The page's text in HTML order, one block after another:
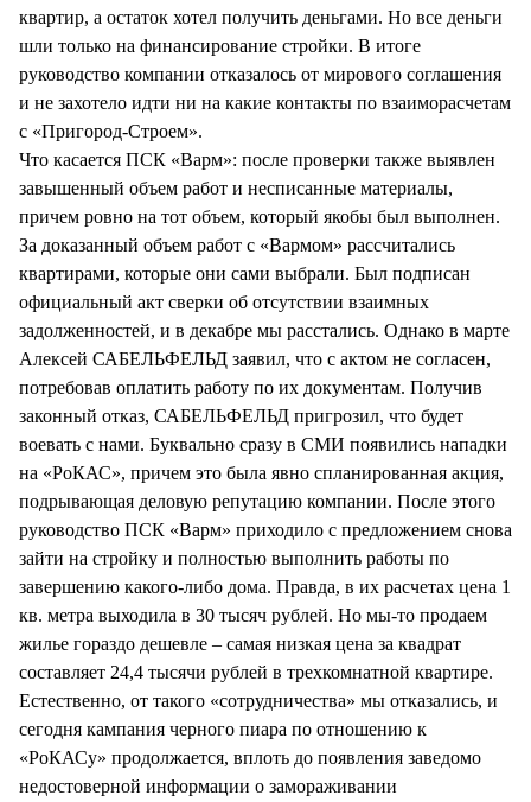
квартир, а остаток хотел получить деньгами. Но все деньги
шли только на финансирование стройки. В итоге
руководство компании отказалось от мирового соглашения
и не захотело идти ни на какие контакты по взаиморасчетам
с «Пригород-Строем».
Что касается ПСК «Варм»: после проверки также выявлен
завышенный объем работ и несписанные материалы,
причем ровно на тот объем, который якобы был выполнен.
За доказанный объем работ с «Вармом» рассчитались
квартирами, которые они сами выбрали. Был подписан
официальный акт сверки об отсутствии взаимных
задолженностей, и в декабре мы расстались. Однако в марте
Алексей САБЕЛЬФЕЛЬД заявил, что с актом не согласен,
потребовав оплатить работу по их документам. Получив
законный отказ, САБЕЛЬФЕЛЬД пригрозил, что будет
воевать с нами. Буквально сразу в СМИ появились нападки
на «РоКАС», причем это была явно спланированная акция,
подрывающая деловую репутацию компании. После этого
руководство ПСК «Варм» приходило с предложением снова
зайти на стройку и полностью выполнить работы по
завершению какого-либо дома. Правда, в их расчетах цена 1
кв. метра выходила в 30 тысяч рублей. Но мы-то продаем
жилье гораздо дешевле – самая низкая цена за квадрат
составляет 24,4 тысячи рублей в трехкомнатной квартире.
Естественно, от такого «сотрудничества» мы отказались, и
сегодня кампания черного пиара по отношению к
«РоКАСу» продолжается, вплоть до появления заведомо
недостоверной информации о замораживании